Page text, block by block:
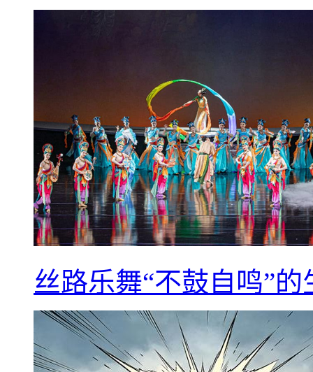
丝路乐舞“不鼓自鸣”